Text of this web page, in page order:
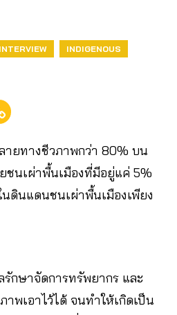
INDIGENOUS
ายทางชีวภาพกว่า 80% บน
ชนเผ่าพื้นเมืองที่มีอยู่แค่ 5%
นดินแดนชนเผ่าพื้นเมืองเพียง
กษาจัดการทรัพยากร และ
พเอาไว้ได้ จนทำให้เกิดเป็น